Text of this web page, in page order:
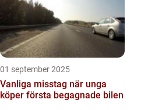
01 september 2025
Vanliga misstag när unga
köper första begagnade bilen